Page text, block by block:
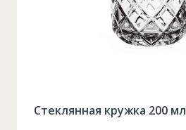
Стеклянная кружка 200 мл